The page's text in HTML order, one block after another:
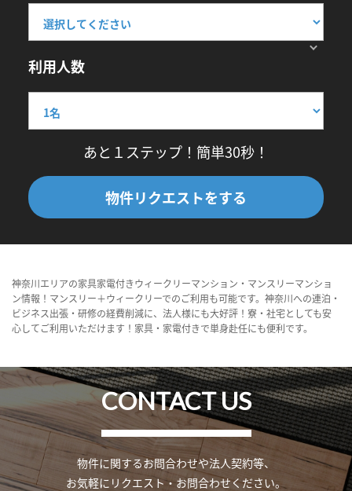
利用人数
あと１ステップ！簡単30秒！
物件リクエストをする
神奈川エリアの家具家電付きウィークリーマンション・マンスリーマンショ
ン情報！マンスリー＋ウィークリーでのご利用も可能です。神奈川への連泊・
ビジネス出張・研修の経費削減に、法人様にも大好評！寮・社宅としても安
心してご利用いただけます！家具・家電付きで単身赴任にも便利です。
CONTACT US
物件に関するお問合わせや法人契約等、
お気軽にリクエスト・お問合わせください。